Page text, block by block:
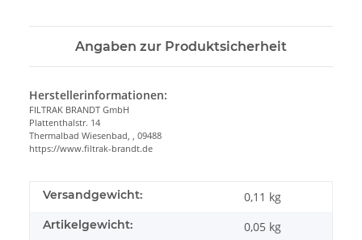
Angaben zur Produktsicherheit
Herstellerinformationen:
FILTRAK BRANDT GmbH
Plattenthalstr. 14
Thermalbad Wiesenbad, , 09488
https://www.filtrak-brandt.de
Versandgewicht: 0,11 kg
Artikelgewicht: 0,05 kg